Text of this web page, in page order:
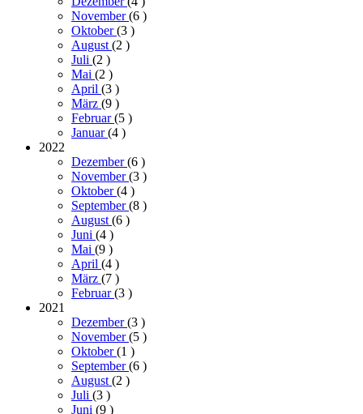
November(6 )
Oktober(3 )
August(2 )
Juli (2 )
Mai (2 )
April (3 )
März (9 )
Februar(5 )
Januar(4 )
2022
Dezember(6 )
November(3 )
Oktober(4 )
September(8 )
August(6 )
Juni (4 )
Mai (9 )
April (4 )
März (7 )
Februar(3 )
2021
Dezember(3 )
November(5 )
Oktober(1 )
September(6 )
August(2 )
Juli (3 )
Juni (9 )